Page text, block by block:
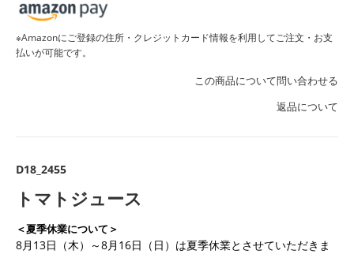
※Amazonにご登録の住所・クレジットカード情報を利用してご注文・お支
払いが可能です。
この商品について問い合わせる
返品について
D18_2455
トマトジュース
＜夏季休業について＞
8月13日（木）～8月16日（日）は夏季休業とさせていただきま